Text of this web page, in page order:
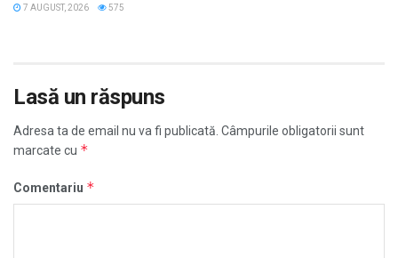
7 AUGUST, 2026 575
Lasă un răspuns
Adresa ta de email nu va fi publicată. Câmpurile obligatorii sunt
marcate cu *
Comentariu *